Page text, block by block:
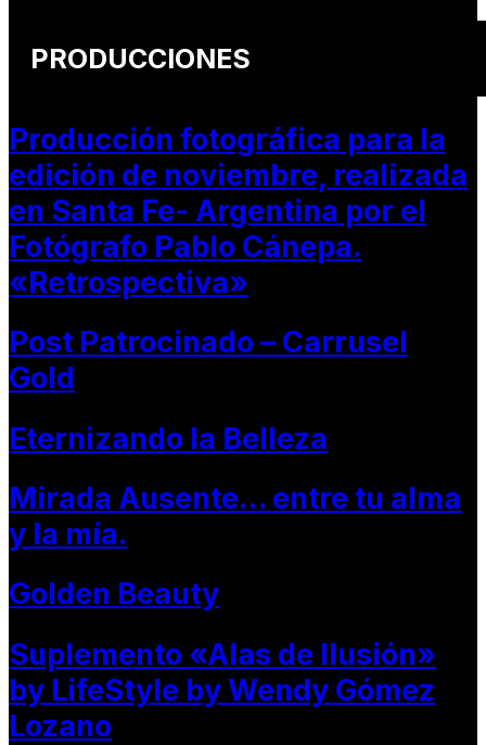
PRODUCCIONES
Producción fotográfica para la
edición de noviembre, realizada
en Santa Fe- Argentina por el
Fotógrafo Pablo Cánepa.
«Retrospectiva»
Post Patrocinado – Carrusel
Gold
Eternizando la Belleza
Mirada Ausente… entre tu alma
y la mía.
Golden Beauty
Suplemento «Alas de Ilusión»
by LifeStyle by Wendy Gómez
Lozano